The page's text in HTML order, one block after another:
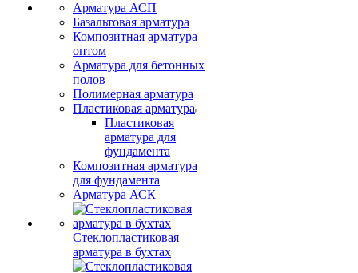
Арматура АСП
Базальтовая арматура
Композитная арматура
оптом
Арматура для бетонных
полов
Полимерная арматура
Пластиковая арматура
Пластиковая
арматура для
фундамента
Композитная арматура
для фундамента
Арматура АСК
Стеклопластиковая
арматура в бухтах